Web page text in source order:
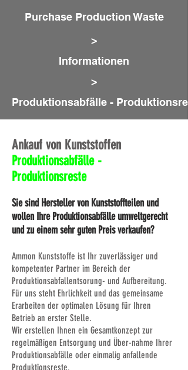
Ankauf von Kunststoffen
Produktionsabfälle -
Produktionsreste
Sie sind Hersteller von Kunststoffteilen und
wollen Ihre Produktionsabfälle umweltgerecht
und zu einem sehr guten Preis verkaufen?
Ammon Kunststoffe ist Ihr zuverlässiger und
kompetenter Partner im Bereich der
Produktionsabfallentsorung- und Aufbereitung.
Für uns steht Ehrlichkeit und das gemeinsame
Erarbeiten der optimalen Lösung für Ihren
Betrieb an erster Stelle.
Wir erstellen Ihnen ein Gesamtkonzept zur
regelmäßigen Entsorgung und Über-nahme Ihrer
Produktionsabfälle oder einmalig anfallende
Produktionsreste.
Purchase Production Waste
Informationen
>
>
Produktionsabfälle -